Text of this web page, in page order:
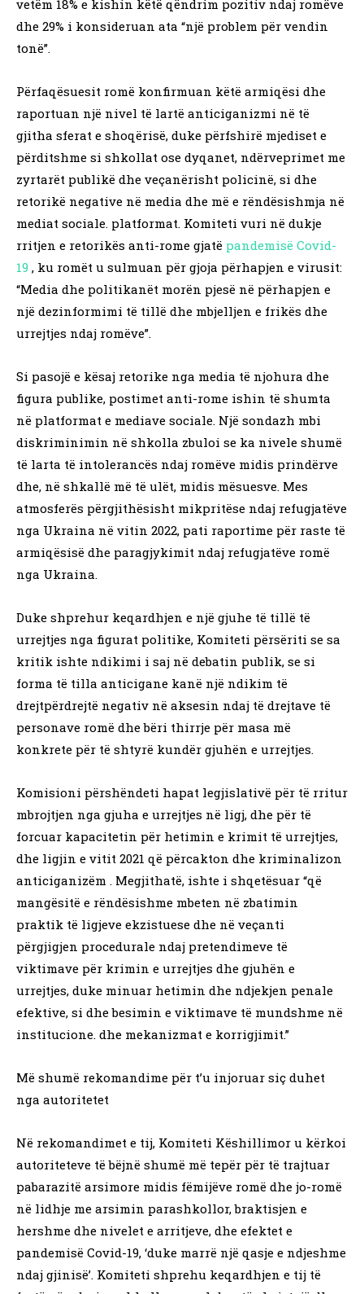
vetëm 18% e kishin këtë qëndrim pozitiv ndaj romëve
dhe 29% i konsideruan ata “një problem për vendin
tonë”.
Përfaqësuesit romë konfirmuan këtë armiqësi dhe
raportuan një nivel të lartë anticiganizmi në të
gjitha sferat e shoqërisë, duke përfshirë mjediset e
përditshme si shkollat ose dyqanet, ndërveprimet me
zyrtarët publikë dhe veçanërisht policinë, si dhe
retorikë negative në media dhe më e rëndësishmja në
mediat sociale. platformat. Komiteti vuri në dukje
rritjen e retorikës anti-rome gjatë pandemisë Covid-
19 , ku romët u sulmuan për gjoja përhapjen e virusit:
“Media dhe politikanët morën pjesë në përhapjen e
një dezinformimi të tillë dhe mbjelljen e frikës dhe
urrejtjes ndaj romëve”.
Si pasojë e kësaj retorike nga media të njohura dhe
figura publike, postimet anti-rome ishin të shumta
në platformat e mediave sociale. Një sondazh mbi
diskriminimin në shkolla zbuloi se ka nivele shumë
të larta të intolerancës ndaj romëve midis prindërve
dhe, në shkallë më të ulët, midis mësuesve. Mes
atmosferës përgjithësisht mikpritëse ndaj refugjatëve
nga Ukraina në vitin 2022, pati raportime për raste të
armiqësisë dhe paragjykimit ndaj refugjatëve romë
nga Ukraina.
Duke shprehur keqardhjen e një gjuhe të tillë të
urrejtjes nga figurat politike, Komiteti përsëriti se sa
kritik ishte ndikimi i saj në debatin publik, se si
forma të tilla anticigane kanë një ndikim të
drejtpërdrejtë negativ në aksesin ndaj të drejtave të
personave romë dhe bëri thirrje për masa më
konkrete për të shtyrë kundër gjuhën e urrejtjes.
Komisioni përshëndeti hapat legjislativë për të rritur
mbrojtjen nga gjuha e urrejtjes në ligj, dhe për të
forcuar kapacitetin për hetimin e krimit të urrejtjes,
dhe ligjin e vitit 2021 që përcakton dhe kriminalizon
anticiganizëm . Megjithatë, ishte i shqetësuar “që
mangësitë e rëndësishme mbeten në zbatimin
praktik të ligjeve ekzistuese dhe në veçanti
përgjigjen procedurale ndaj pretendimeve të
viktimave për krimin e urrejtjes dhe gjuhën e
urrejtjes, duke minuar hetimin dhe ndjekjen penale
efektive, si dhe besimin e viktimave të mundshme në
institucione. dhe mekanizmat e korrigjimit.”
Më shumë rekomandime për t’u injoruar siç duhet
nga autoritetet
Në rekomandimet e tij, Komiteti Këshillimor u kërkoi
autoriteteve të bëjnë shumë më tepër për të trajtuar
pabarazitë arsimore midis fëmijëve romë dhe jo-romë
në lidhje me arsimin parashkollor, braktisjen e
hershme dhe nivelet e arritjeve, dhe efektet e
pandemisë Covid-19, ‘duke marrë një qasje e ndjeshme
ndaj gjinisë’. Komiteti shprehu keqardhjen e tij të